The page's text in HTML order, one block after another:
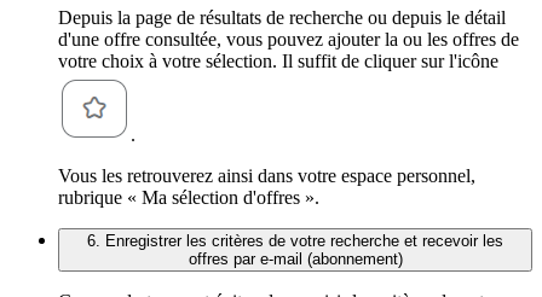
Depuis la page de résultats de recherche ou depuis le détail
d'une offre consultée, vous pouvez ajouter la ou les offres de
votre choix à votre sélection. Il suffit de cliquer sur l'icône
.
Vous les retrouverez ainsi dans votre espace personnel,
rubrique « Ma sélection d'offres ».
6. Enregistrer les critères de votre recherche et recevoir les
offres par e-mail (abonnement)